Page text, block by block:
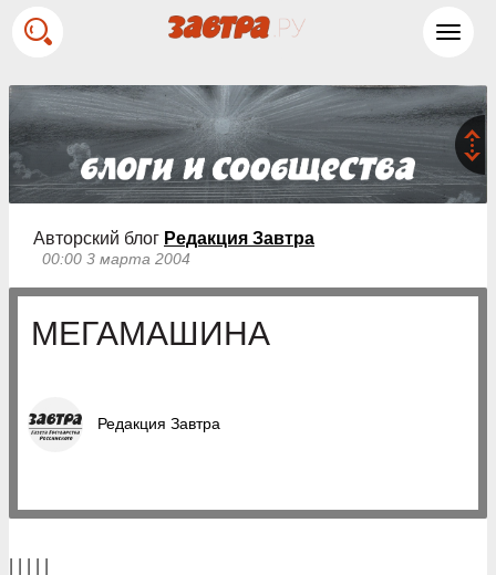
Авторский блог Редакция Завтра
00:00 3 марта 2004
МЕГАМАШИНА
Редакция Завтра